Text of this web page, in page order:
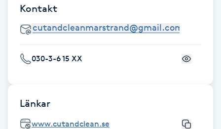
Gelenaglar
Gellack
Gellack med förstärkning
Gravidmassage
Kontakt
030-3-6 15 XX
Länkar
www.cutandclean.se